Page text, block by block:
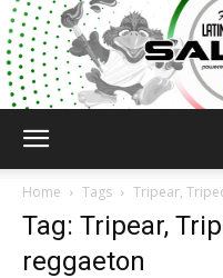
Home Tags Tripear,
Tag: Tripear,
reggaeton